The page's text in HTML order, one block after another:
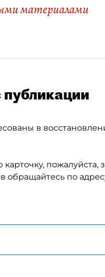
материалами
в
пожалуйста,
обращайтесь по